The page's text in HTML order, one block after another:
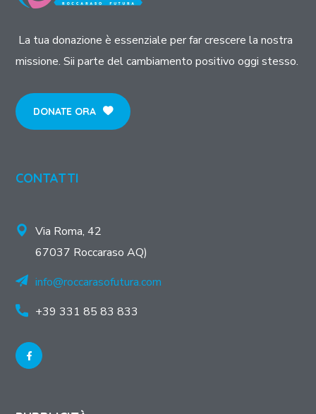
La tua donazione è essenziale per far crescere la nostra
missione. Sii parte del cambiamento positivo oggi stesso.
DONATE ORA
CONTATTI
Via Roma, 42
67037 Roccaraso AQ)
info@roccarasofutura.com
+39 331 85 83 833